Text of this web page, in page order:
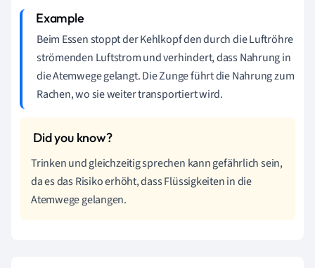
Beim Essen stoppt der Kehlkopf den durch die Luftröhre
strömenden Luftstrom und verhindert, dass Nahrung in
die Atemwege gelangt. Die Zunge führt die Nahrung zum
Rachen, wo sie weiter transportiert wird.
Trinken und gleichzeitig sprechen kann gefährlich sein,
da es das Risiko erhöht, dass Flüssigkeiten in die
Atemwege gelangen.